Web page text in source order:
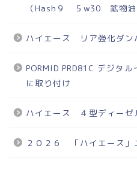
（Hash９ ５w30 鉱物油
ハイエース リア強化ダン
PORMID PRD81C デジタ
に取り付け
ハイエース ４型ディーゼ
２０２６ 「ハイエース」